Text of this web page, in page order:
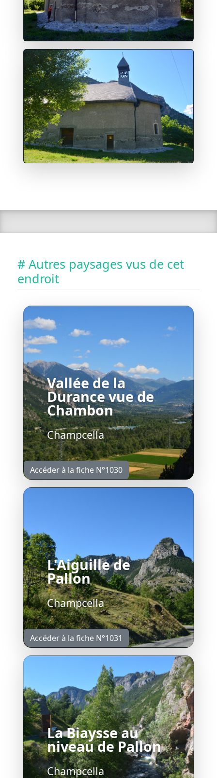
# Autres paysages vus de cet
endroit
Vallée de la
Durance vue de
Chambon
Champcella
Accéder à la fiche N°1030
L'Aiguille de
Pallon
Champcella
Accéder à la fiche N°1031
La Biaysse au
niveau de Pallon
Champcella